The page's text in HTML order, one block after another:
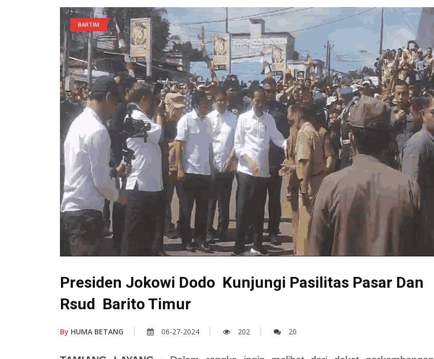
BARTIM
Presiden Jokowi Dodo Kunjungi Pasilitas Pasar Dan
Rsud Barito Timur
By HUMA BETANG 06-27-2024 202 20